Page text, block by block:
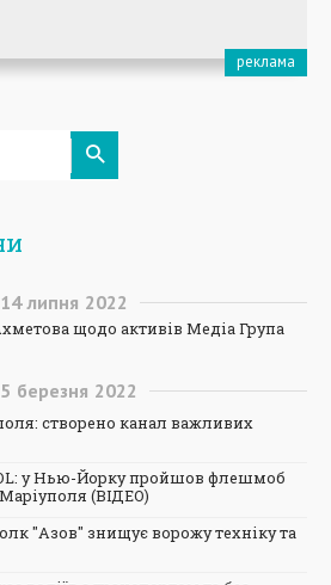
14 липня 2022
щодо активів Медіа Група
березня 2022
створено канал важливих
у Нью-Йорку пройшов флешмоб
(ВІДЕО)
"Азов" знищує ворожу техніку та